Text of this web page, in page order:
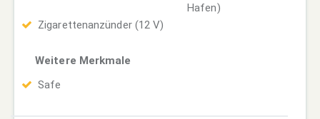
Hafen)
Zigarettenanzünder (12 V)
Weitere Merkmale
Safe